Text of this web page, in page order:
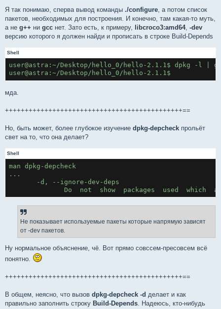
Я так понимаю, сперва вывод команды ./configure , а потом список
пакетов, необходимых для построения. И конечно, там какая-то муть,
а не g++ ни gcc нет. Зато есть, к примеру, libcroco3:amd64, -dev
версию которого я должен найди и прописать в строке Build-Depends
Shell
user@astra:~/Desktop/hello_0/hello-2.1.1$ dpkg -l |
user@astra:~/Desktop/hello_0/hello-2.1.1$
мда.
+++++++++++++++++++++++++++++++++++++++++++++==
Но, быть может, более глубокое изучение dpkg-depcheck прольёт
свет на то, что она делает?
Shell
man dpkg-depcheck
...
       -d, --ignore-dev-deps
Do  not  show  packages  used  which
Не показывает используемые пакеты которые напрямую зависят
от -dev пакетов.
Ну нормальное объяснение, чё. Вот прямо совссем-пресовсем всё
понятно.
+++++++++++++++++++++++++++++++++++++++++++++==
В общем, неясно, что вызов dpkg-depcheck -d делает и как
правильно заполнить строку Build-Depends. Надеюсь, кто-нибудь